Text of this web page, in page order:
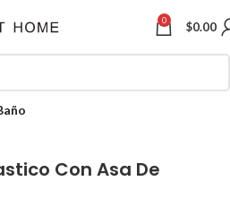
0 $0.00
Con Asa De